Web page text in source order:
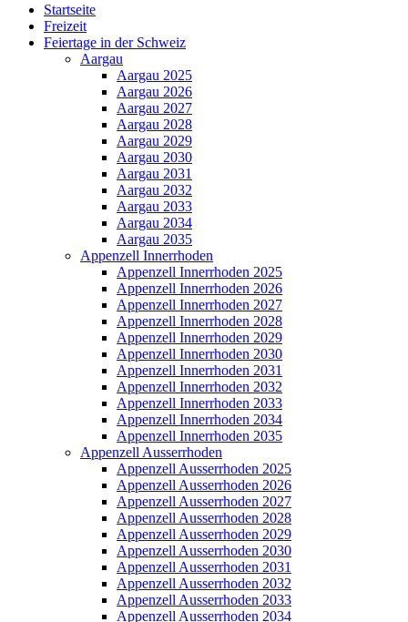
Startseite
Freizeit
Feiertage in der Schweiz
Aargau
Aargau 2025
Aargau 2026
Aargau 2027
Aargau 2028
Aargau 2029
Aargau 2030
Aargau 2031
Aargau 2032
Aargau 2033
Aargau 2034
Aargau 2035
Appenzell Innerrhoden
Appenzell Innerrhoden 2025
Appenzell Innerrhoden 2026
Appenzell Innerrhoden 2027
Appenzell Innerrhoden 2028
Appenzell Innerrhoden 2029
Appenzell Innerrhoden 2030
Appenzell Innerrhoden 2031
Appenzell Innerrhoden 2032
Appenzell Innerrhoden 2033
Appenzell Innerrhoden 2034
Appenzell Innerrhoden 2035
Appenzell Ausserrhoden
Appenzell Ausserrhoden 2025
Appenzell Ausserrhoden 2026
Appenzell Ausserrhoden 2027
Appenzell Ausserrhoden 2028
Appenzell Ausserrhoden 2029
Appenzell Ausserrhoden 2030
Appenzell Ausserrhoden 2031
Appenzell Ausserrhoden 2032
Appenzell Ausserrhoden 2033
Appenzell Ausserrhoden 2034